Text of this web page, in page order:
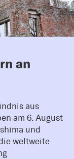
an
aus
am 6. August
und
weltweite